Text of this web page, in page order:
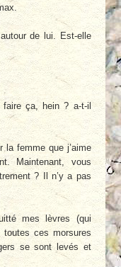
de lui. Est-elle
ça, hein ? a-t-il
femme que j’aime
Maintenant, vous
? Il n’y a pas
mes lèvres (qui
toutes ces morsures
se sont levés et